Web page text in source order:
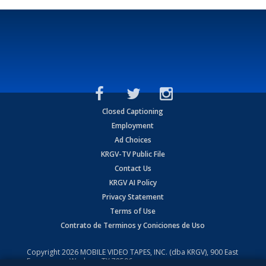
Closed Captioning
Employment
Ad Choices
KRGV-TV Public File
Contact Us
KRGV AI Policy
Privacy Statement
Terms of Use
Contrato de Terminos y Coniciones de Uso
Copyright2026 MOBILE VIDEO TAPES, INC. (dba KRGV), 900 East
Expressway, Weslaco, TX 78596.